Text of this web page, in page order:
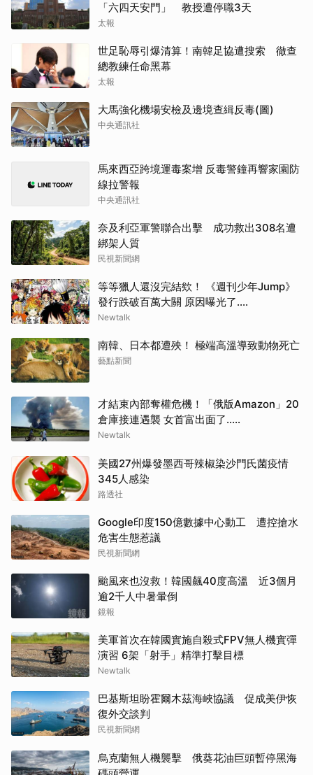
「六四天安門」 教授遭停職3天
太報
世足恥辱引爆清算！南韓足協遭搜索 徹查
總教練任命黑幕
太報
大馬強化機場安檢及邊境查緝反毒(圖)
中央通訊社
馬來西亞跨境運毒案增 反毒警鐘再響家園防
線拉警報
中央通訊社
奈及利亞軍警聯合出擊 成功救出308名遭
綁架人質
民視新聞網
等等獵人還沒完結欸！ 《週刊少年Jump》
發行跌破百萬大關 原因曝光了....
Newtalk
南韓、日本都遭殃！ 極端高溫導致動物死亡
藝點新聞
才結束內部奪權危機！「俄版Amazon」20
倉庫接連遇襲 女首富出面了.....
Newtalk
美國27州爆發墨西哥辣椒染沙門氏菌疫情
345人感染
路透社
Google印度150億數據中心動工 遭控搶水
危害生態惹議
民視新聞網
颱風來也沒救！韓國飆40度高溫 近3個月
逾2千人中暑暈倒
鏡報
美軍首次在韓國實施自殺式FPV無人機實彈
演習 6架「射手」精準打擊目標
Newtalk
巴基斯坦盼霍爾木茲海峽協議 促成美伊恢
復外交談判
民視新聞網
烏克蘭無人機襲擊 俄葵花油巨頭暫停黑海